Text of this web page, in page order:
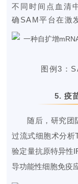
不同时间点血清
确SAM平台在激
图例3 ：
5. 疫
随后，研究团
过流式细胞术分析
验定量抗原特异性
导功能性细胞免疫